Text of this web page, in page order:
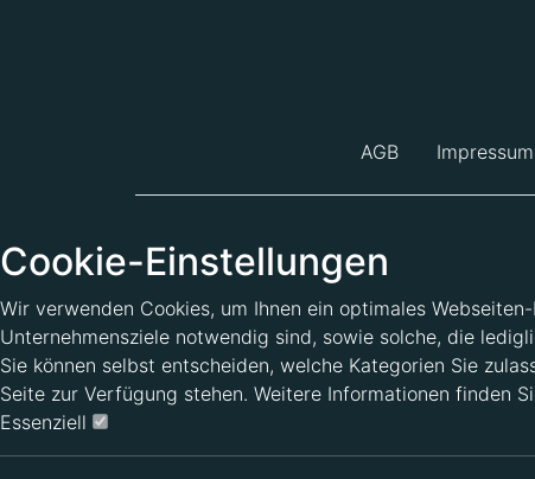
AGB Impressum
Cookie-Einstellungen
Wir verwenden Cookies, um Ihnen ein optimales
Unternehmensziele notwendig sind, sowie solche, die
Sie können selbst entscheiden, welche Kategorien Sie
Seite zur Verfügung stehen. Weitere Informationen finden
Essenziell